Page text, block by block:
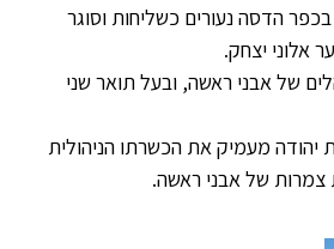
הדסה נעורים כשליחות וסוגר
אלוני יצחק.
של אבני ראשה, ובעל תואר שני
יהודה מעמיק את הכשרתו הניהולית
צמרות של אבני ראשה.